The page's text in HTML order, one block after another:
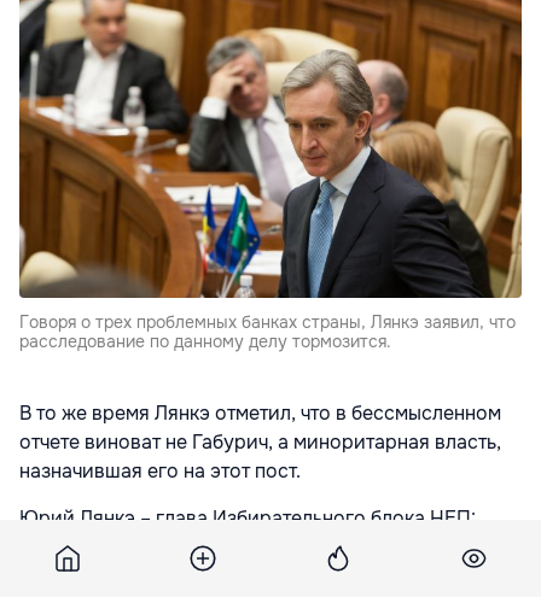
Говоря о трех проблемных банках страны, Лянкэ заявил, что
расследование по данному делу тормозится.
В то же время Лянкэ отметил, что в бессмысленном
отчете виноват не Габурич, а миноритарная власть,
назначившая его на этот пост.
Юрий Лянкэ – глава Избирательного блока НЕП:
«Правительство представило отчет о своей
деятельности, потому что его необходимо было